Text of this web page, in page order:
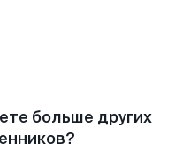
больше других